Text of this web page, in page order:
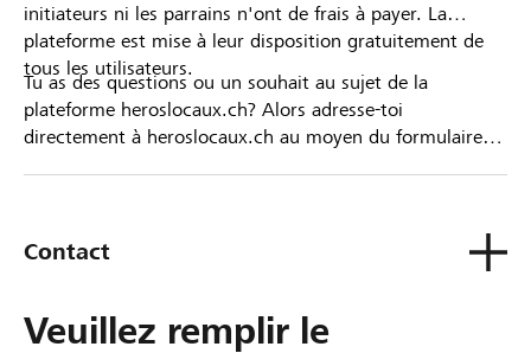
initiateurs ni les parrains n'ont de frais à payer. La
plateforme est mise à leur disposition gratuitement de
tous les utilisateurs.
Tu as des questions ou un souhait au sujet de la
plateforme heroslocaux.ch? Alors adresse-toi
directement à heroslocaux.ch au moyen du formulaire
Contact
Veuillez remplir le